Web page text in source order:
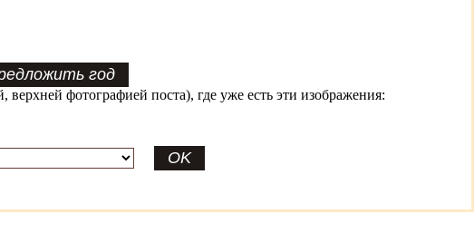
верхней фотографией поста), где уже есть эти изображения: